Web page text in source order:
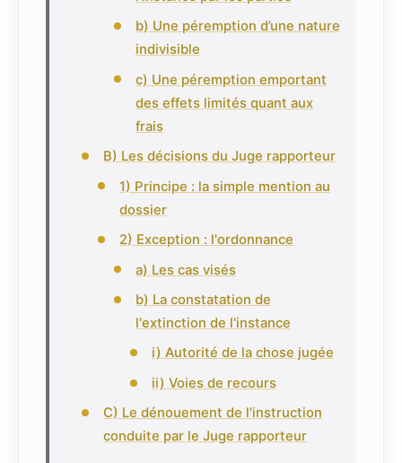
b) Une péremption d’une nature
indivisible
c) Une péremption emportant
des effets limités quant aux
frais
B) Les décisions du Juge rapporteur
1) Principe : la simple mention au
dossier
2) Exception : l'ordonnance
a) Les cas visés
b) La constatation de
l'extinction de l'instance
i) Autorité de la chose jugée
ii) Voies de recours
C) Le dénouement de l'instruction
conduite par le Juge rapporteur